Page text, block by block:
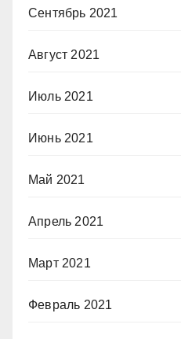
Сентябрь 2021
Август 2021
Июль 2021
Июнь 2021
Май 2021
Апрель 2021
Март 2021
Февраль 2021